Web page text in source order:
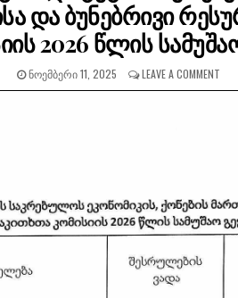
და ბუნებრივი
2026 წლის
ᲜᲝᲔᲛᲑᲔᲠᲘ 11, 2025 LEAVE A COMMENT